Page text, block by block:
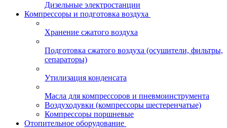
Дизельные электростанции
Компрессоры и подготовка воздуха
Хранение сжатого воздуха
Подготовка сжатого воздуха (осушители, фильтры,
сепараторы)
Утилизация конденсата
Масла для компрессоров и пневмоинструмента
Воздуходувки (компрессоры шестеренчатые)
Компрессоры поршневые
Отопительное оборудование